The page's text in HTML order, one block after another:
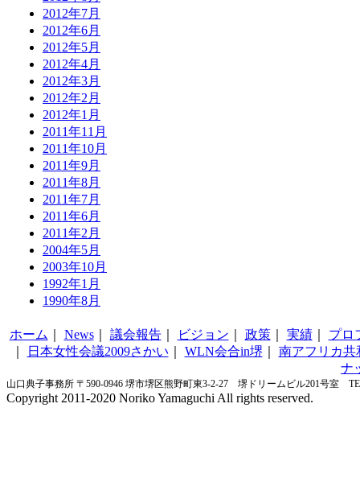
2012年7月
2012年6月
2012年5月
2012年4月
2012年3月
2012年2月
2012年1月
2011年11月
2011年10月
2011年9月
2011年8月
2011年7月
2011年6月
2011年2月
2004年5月
2003年10月
1992年1月
1990年8月
ホーム News｜ 議会報告｜ ビジョン 政策｜ 実績｜ プロ
日本女性会議2009さかい WLN会合in堺
南アフリカ共
ナ
山口典子事務所 〒590-0946 堺市堺区熊野町東3-2-27 堺ドリームビル201号室
Copyright 2011-2020 Noriko Yamaguchi All rights reserved.